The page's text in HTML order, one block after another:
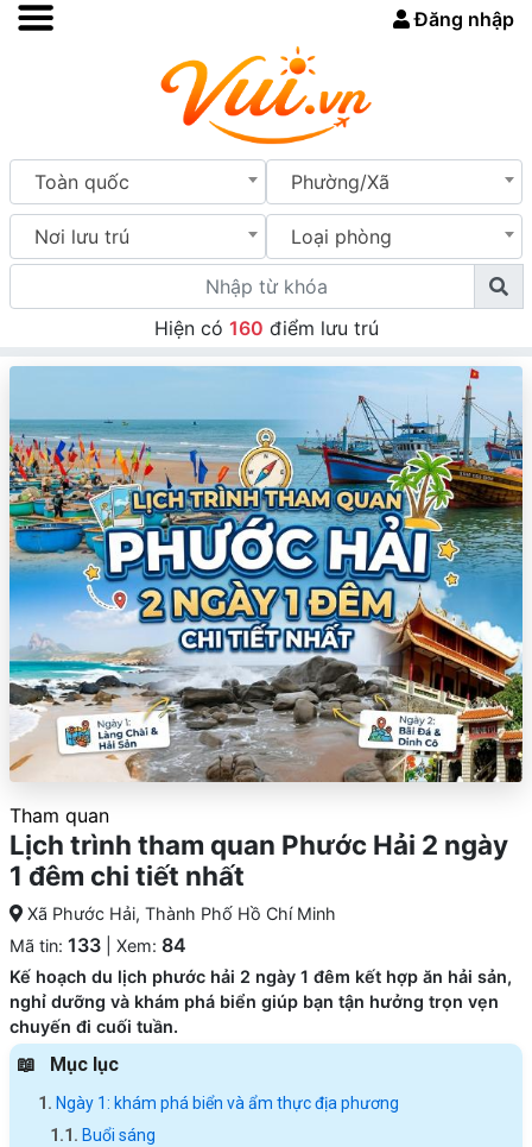
Đăng nhập
Toàn quốc Phường/Xã
Nơi lưu trú Loại phòng
Hiện có 160 điểm lưu trú
Tham quan
Lịch trình tham quan Phước Hải 2 ngày
1 đêm chi tiết nhất
Xã Phước Hải, Thành Phố Hồ Chí Minh
Mã tin: 133 | Xem: 84
Kế hoạch du lịch phước hải 2 ngày 1 đêm kết hợp ăn hải sản,
nghỉ dưỡng và khám phá biển giúp bạn tận hưởng trọn vẹn
chuyến đi cuối tuần.
Mục lục
Ngày 1: khám phá biển và ẩm thực địa phương
Buổi sáng